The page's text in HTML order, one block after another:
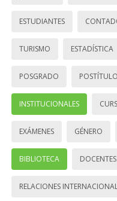
ESTUDIANTES
TURISMO ESTADÍSTICA
POSGRADO
INSTITUCIONALES
EXÁMENES GÉNERO
BIBLIOTECA DOCENTES
RELACIONES